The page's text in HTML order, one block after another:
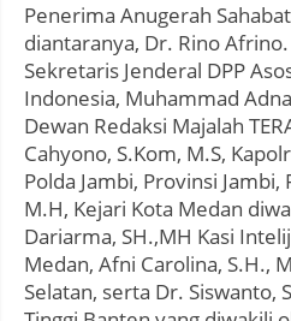
Penerima Anugerah
diantaranya, Dr. Rino Afrino.
Sekretaris Jenderal DPP
Indonesia, Muhammad
Dewan Redaksi Majalah
Cahyono, S.Kom, M.S,
Polda Jambi, Provinsi Jambi,
M.H, Kejari Kota Medan
Dariarma, SH.,MH Kasi
Medan, Afni Carolina, S.H.,
Selatan, serta Dr. Siswanto,